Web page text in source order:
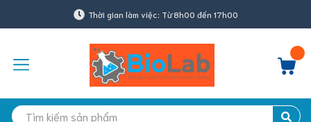
Thời gian làm việc: Từ 8h00 đến 17h00